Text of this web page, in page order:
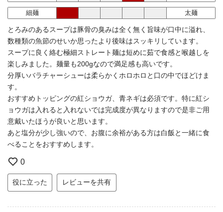
細麺 太麺
とろみのあるスープは豚骨の臭みは全く無く旨味が口中に溢れ、
数種類の魚節のせいか思ったより後味はスッキリしています。
スープに良く絡む極細ストレート麺は短めに茹で食感と喉越しを
楽しみました。麺量も200gなので満足感も高いです。
分厚いバラチャーシューは柔らかくホロホロと口の中でほどけま
す。
おすすめトッピングの紅ショウガ、青ネギは必須です。特に紅シ
ョウガは入れると入れないでは完成度が異なりますので是非ご用
意戴いたほうが良いと思います。
あと塩分が少し強いので、お腹に余裕がある方は白飯と一緒に食
べることをおすすめします。
0
役に立った レビューを共有